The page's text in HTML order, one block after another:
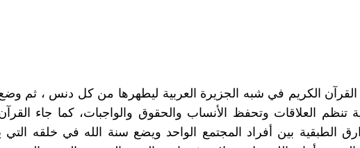
الكريم في شبه الجزيرة العربية ليطهرها من كل دنس ، ثم
تنظم العلاقات وتحفظ الأنساب والحقوق والواجبات، كما جاء
الطبقية بين أفراد المجتمع الواحد ويضع سنة الله في خلقه التي